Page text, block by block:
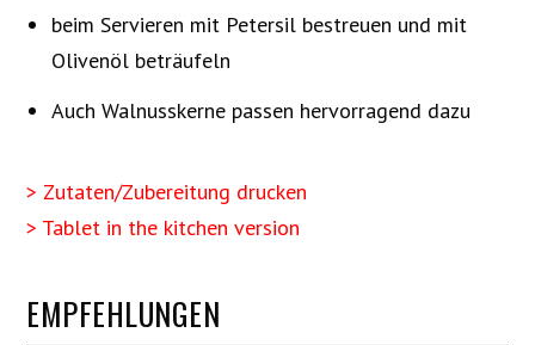
beim Servieren mit Petersil bestreuen und mit
Olivenöl beträufeln
Auch Walnusskerne passen hervorragend dazu
> Zutaten/Zubereitung drucken
> Tablet in the kitchen version
EMPFEHLUNGEN